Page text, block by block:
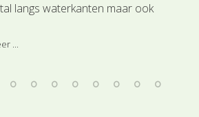
langs waterkanten maar ook
Tandzaden vinden, zoals Zwart
...